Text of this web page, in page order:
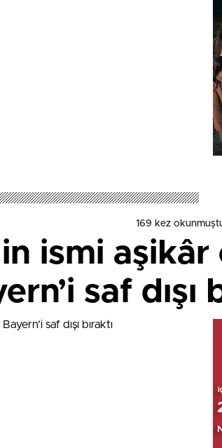
169 kez
ismi aşikâr
saf dışı